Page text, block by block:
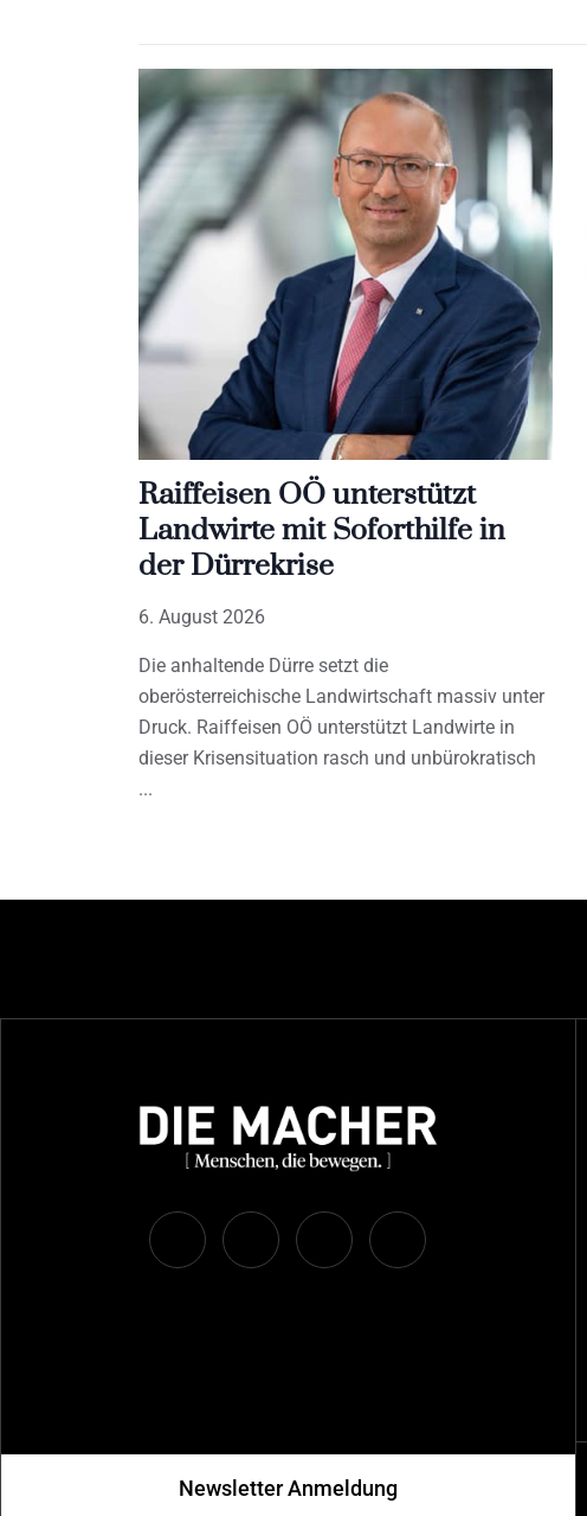
Raiffeisen OÖ unterstützt
Landwirte mit Soforthilfe in
der Dürrekrise
6. August 2026
Die anhaltende Dürre setzt die
oberösterreichische Landwirtschaft massiv unter
Druck. Raiffeisen OÖ unterstützt Landwirte in
dieser Krisensituation rasch und unbürokratisch
Newsletter Anmeldung